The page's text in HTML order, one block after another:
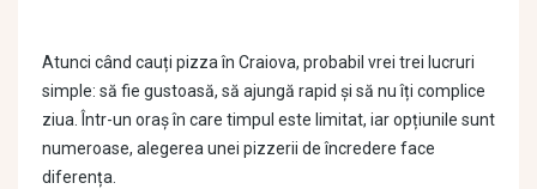
Atunci când cauți pizza în Craiova, probabil vrei trei lucruri
simple: să fie gustoasă, să ajungă rapid și să nu îți complice
ziua. Într-un oraș în care timpul este limitat, iar opțiunile sunt
numeroase, alegerea unei pizzerii de încredere face
diferența.